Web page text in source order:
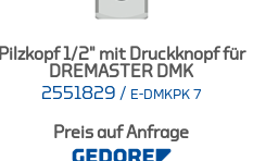
Pilzkopf 1/2" mit Druckknopf für
DREMASTER DMK
2551829 / E-DMKPK 7
Preis auf Anfrage